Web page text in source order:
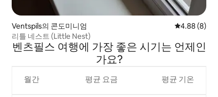
Ventspils의 콘도미니엄 평점 4.88점
4.88 (8)
리틀 네스트 (Little Nest)
벤츠필스 여행에 가장 좋은 시기는 언제인
가요?
월간 평균 요금 평균 기온